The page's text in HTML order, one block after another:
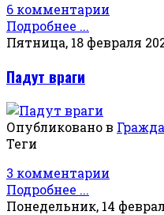
6 комментарии
Подробнее ...
Пятница, 18 февраля
Падут враги
Опубликовано в
Теги
3 комментарии
Подробнее ...
Понедельник, 14